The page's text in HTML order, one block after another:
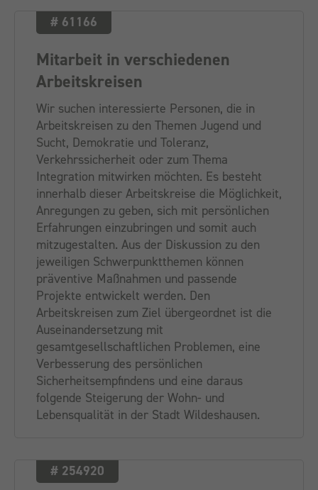
# 61166
Mitarbeit in verschiedenen
Arbeitskreisen
Wir suchen interessierte Personen, die in
Arbeitskreisen zu den Themen Jugend und
Sucht, Demokratie und Toleranz,
Verkehrssicherheit oder zum Thema
Integration mitwirken möchten. Es besteht
innerhalb dieser Arbeitskreise die Möglichkeit,
Anregungen zu geben, sich mit persönlichen
Erfahrungen einzubringen und somit auch
mitzugestalten. Aus der Diskussion zu den
jeweiligen Schwerpunktthemen können
präventive Maßnahmen und passende
Projekte entwickelt werden. Den
Arbeitskreisen zum Ziel übergeordnet ist die
Auseinandersetzung mit
gesamtgesellschaftlichen Problemen, eine
Verbesserung des persönlichen
Sicherheitsempfindens und eine daraus
folgende Steigerung der Wohn- und
Lebensqualität in der Stadt Wildeshausen.
# 254920